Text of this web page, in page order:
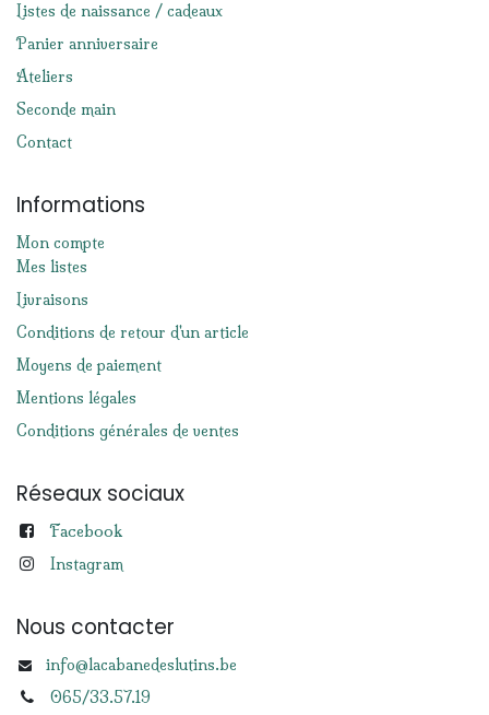
Listes de naissance / cadeaux
Panier anniversaire
Ateliers
Seconde main
Contact
Informations
Mon compte
Mes listes
Livraisons
Conditions de retour d'un article
Moyens de paiement
Mentions légales
Conditions générales de ventes
Réseaux sociaux
Facebook
Instagram
Nous contacter
info@lacabanedeslutins.be
065/33.57.19